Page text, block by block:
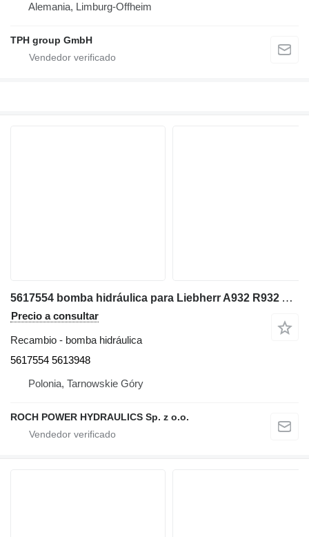
Alemania, Limburg-Offheim
TPH group GmbH
5617554 bomba hidráulica para Liebherr A932 R932 A934 excavadora
Precio a consultar
Recambio - bomba hidráulica
5617554 5613948
Polonia, Tarnowskie Góry
ROCH POWER HYDRAULICS Sp. z o.o.